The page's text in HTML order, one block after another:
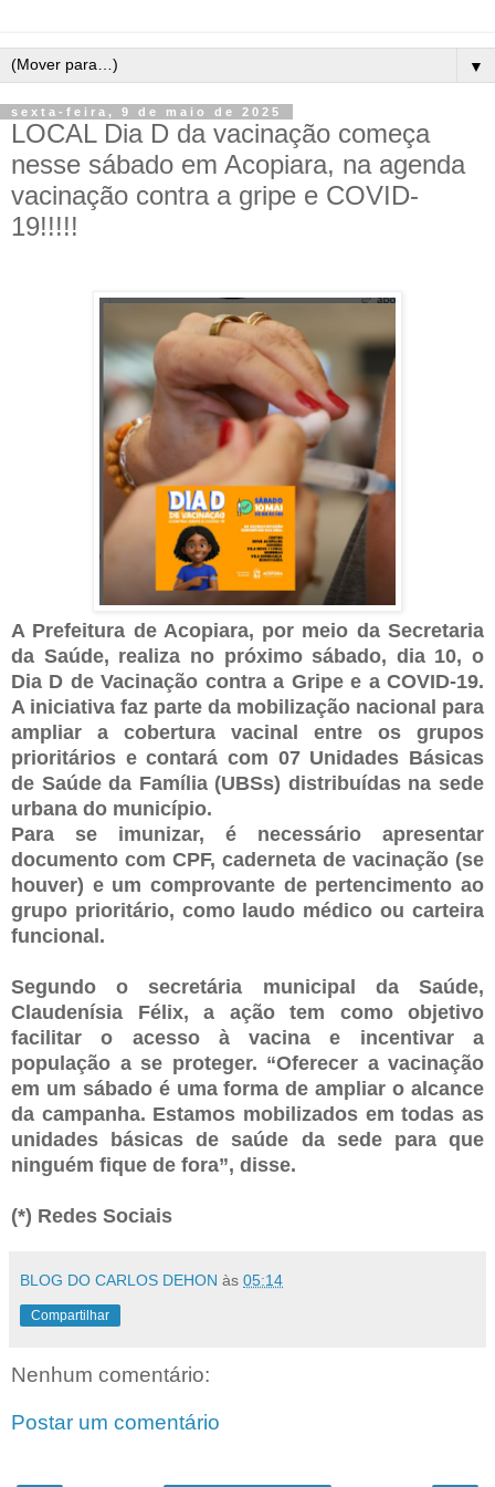
▼
sexta-feira, 9 de maio de 2025
LOCAL Dia D da vacinação começa
nesse sábado em Acopiara, na agenda
vacinação contra a gripe e COVID-
19!!!!!
A Prefeitura de Acopiara, por meio da Secretaria
da Saúde, realiza no próximo sábado, dia 10, o
Dia D de Vacinação contra a Gripe e a COVID-19.
A iniciativa faz parte da mobilização nacional para
ampliar a cobertura vacinal entre os grupos
prioritários e contará com 07 Unidades Básicas
de Saúde da Família (UBSs) distribuídas na sede
urbana do município.
Para se imunizar, é necessário apresentar
documento com CPF, caderneta de vacinação (se
houver) e um comprovante de pertencimento ao
grupo prioritário, como laudo médico ou carteira
funcional.
Segundo o secretária municipal da Saúde,
Claudenísia Félix, a ação tem como objetivo
facilitar o acesso à vacina e incentivar a
população a se proteger. “Oferecer a vacinação
em um sábado é uma forma de ampliar o alcance
da campanha. Estamos mobilizados em todas as
unidades básicas de saúde da sede para que
ninguém fique de fora”, disse.
(*) Redes Sociais
BLOG DO CARLOS DEHON às 05:14
Compartilhar
Nenhum comentário:
Postar um comentário